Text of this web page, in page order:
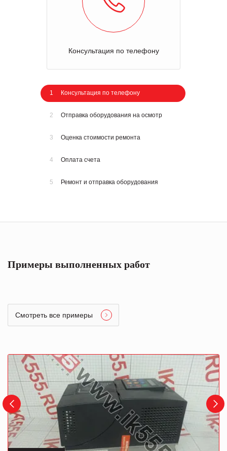
Консультация по телефону
1 Консультация по телефону
2 Отправка оборудования на осмотр
3 Оценка стоимости ремонта
4 Оплата счета
5 Ремонт и отправка оборудования
Примеры выполненных работ
Смотреть все примеры